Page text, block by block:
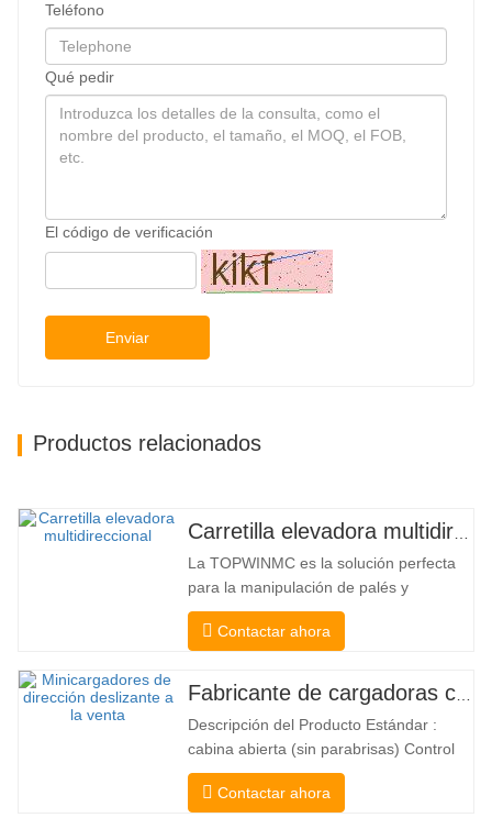
Teléfono
Qué pedir
El código de verificación
Enviar
Productos relacionados
La TOPWINMC es la solución perfecta
para la manipulación de palés y
mercancías largas. Una auténtica
carretilla elevadora dos en uno que
elevadora y una de carga lateral. Su
silencioso y ecológico motor eléctrico y
la innovadora dirección HX de 360°
permiten…
Contactar ahora
Descripción del Producto Estándar :
cabina abierta (sin parabrisas) Control
Mecánico Acoplador y enganche rápido
tipo Bobcat Bomba hidráulica
Contactar ahora